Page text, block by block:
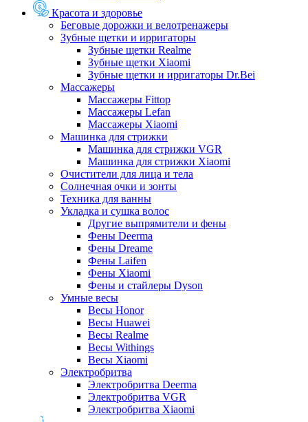
Красота и здоровье
Беговые дорожки и велотренажеры
Зубные щетки и ирригаторы
Зубные щетки Realme
Зубные щетки Xiaomi
Зубные щетки и ирригаторы Dr.Bei
Массажеры
Массажеры Fittop
Массажеры Lefan
Массажеры Xiaomi
Машинка для стрижки
Машинка для стрижки VGR
Машинка для стрижки Xiaomi
Очистители для лица и тела
Солнечная очки и зонты
Техника для ванны
Укладка и сушка волос
Другие выпрямители и фены
Фены Deerma
Фены Dreame
Фены Laifen
Фены Xiaomi
Фены и стайлеры Dyson
Умные весы
Весы Honor
Весы Huawei
Весы Realme
Весы Withings
Весы Xiaomi
Электробритва
Электробритва Deerma
Электробритва VGR
Электробритва Xiaomi